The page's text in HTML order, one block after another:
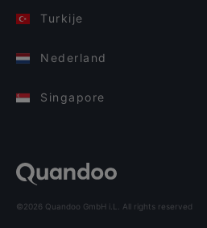
Turkije
Nederland
Singapore
©2026 Quandoo GmbH i.L. All rights reserved